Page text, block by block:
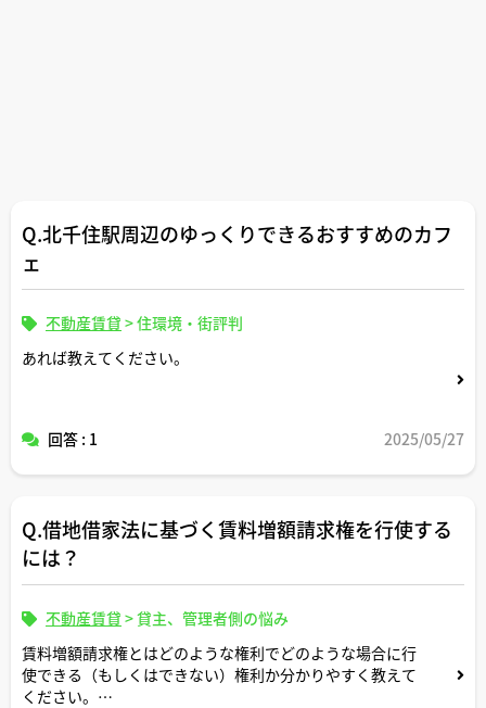
Q.北千住駅周辺のゆっくりできるおすすめのカフ
ェ
不動産賃貸 >住環境・街評判
あれば教えてください。
回答 : 1 2025/05/27
Q.借地借家法に基づく賃料増額請求権を行使する
には？
不動産賃貸 >貸主、管理者側の悩み
賃料増額請求権とはどのような権利でどのような場合に行
使できる（もしくはできない）権利か分かりやすく教えて
ください。